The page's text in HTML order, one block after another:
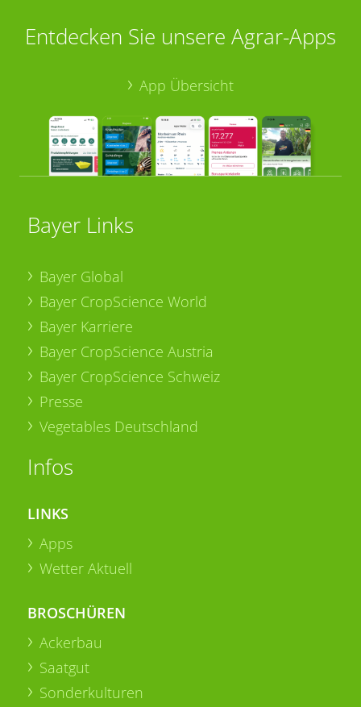
Entdecken Sie unsere Agrar-Apps
App Übersicht
Bayer Links
Bayer Global
Bayer CropScience World
Bayer Karriere
Bayer CropScience Austria
Bayer CropScience Schweiz
Presse
Vegetables Deutschland
Infos
LINKS
Apps
Wetter Aktuell
BROSCHÜREN
Ackerbau
Saatgut
Sonderkulturen